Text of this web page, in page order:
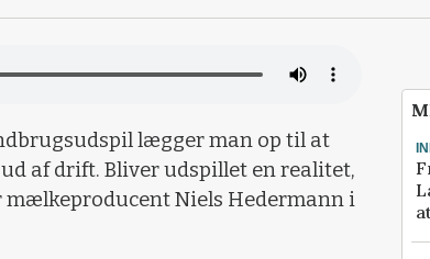
lægger man op til at
af drift. Bliver udspillet en realitet,
mælkeproducent Niels Hedermann i